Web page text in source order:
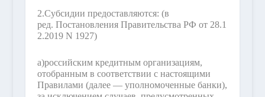
2.Субсидии предоставляются: (в
ред. Постановления Правительства РФ от 28.1
2.2019 N 1927)
а)российским кредитным организациям,
отобранным в соответствии с настоящими
Правилами (далее — уполномоченные банки),